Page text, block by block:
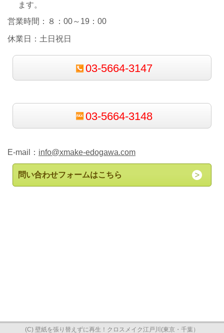
ます。
営業時間：８：00～19：00
休業日：土日祝日
03-5664-3147
03-5664-3148
E-mail： info@xmake-edogawa.com
問い合わせフォームはこちら
(C) 壁紙を張り替えずに再生！クロスメイク江戸川(東京・千葉）